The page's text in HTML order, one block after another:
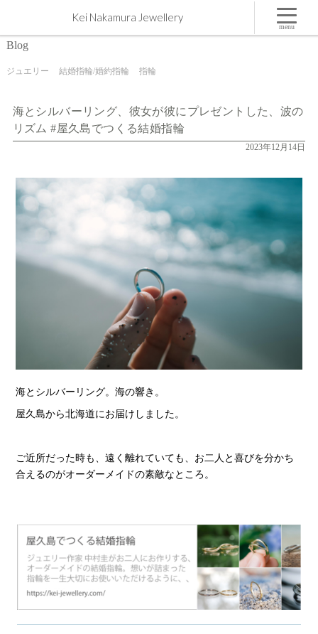
海とシルバーリング、彼女が彼にプレゼントした、波のリズム #屋久島でつくる結婚指輪 | 屋久
島,ジュエリー,オーダーメイドのマリッジリング（結婚・婚約指輪）制作 | Kei Nakamura Jewellery
Kei Nakamura Jewellery
Blog
ジュエリー 結婚指輪/婚約指輪 指輪
海とシルバーリング、彼女が彼にプレゼントした、波の
リズム #屋久島でつくる結婚指輪
2023年12月14日
海とシルバーリング。海の響き。
屋久島から北海道にお届けしました。
ご近所だった時も、遠く離れていても、お二人と喜びを分かち
合えるのがオーダーメイドの素敵なところ。
menu